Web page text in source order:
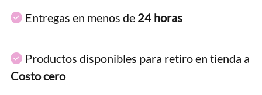
Entregas en menos de 24 horas
Productos disponibles para retiro en tienda a
Costo cero